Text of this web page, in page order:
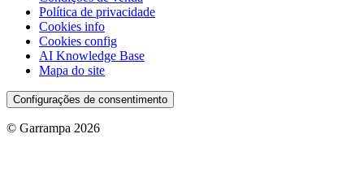
Política de privacidade
Cookies info
Cookies config
AI Knowledge Base
Mapa do site
Configurações de consentimento
© Garrampa 2026